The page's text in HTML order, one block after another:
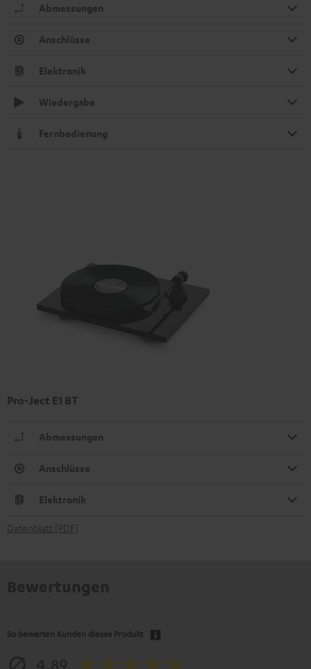
Abmessungen
Anschlüsse
Elektronik
Wiedergabe
Fernbedienung
Pro-Ject E1 BT
Abmessungen
Anschlüsse
Elektronik
Datenblatt [PDF]
So bewerten Kunden dieses Produkt